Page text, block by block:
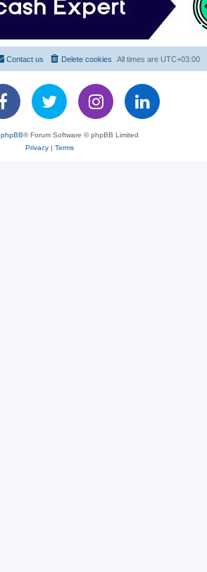
All times are UTC+03:00
Delete cookies
Contact us
phpBB® Forum Software © phpBB Limited
Privacy| Terms